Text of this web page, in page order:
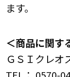
ます。
＜商品に関す
ＧＳＩクレオ